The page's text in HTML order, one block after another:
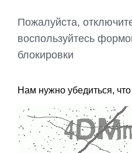
Пожалуйста,
воспользуйтесь
блокировки
Нам нужно убедиться,